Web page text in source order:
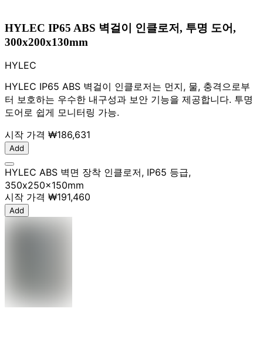
HYLEC IP65 ABS 벽걸이 인클로저, 투명 도어,
300x200x130mm
HYLEC
HYLEC IP65 ABS 벽걸이 인클로저는 먼지, 물, 충격으로부
터 보호하는 우수한 내구성과 보안 기능을 제공합니다. 투명
도어로 쉽게 모니터링 가능.
시작 가격 ₩186,631
Add
HYLEC ABS 벽면 장착 인클로저, IP65 등급,
350x250x150mm
시작 가격 ₩191,460
Add